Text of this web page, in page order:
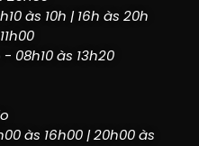
às 10h | 16h às 20h
- 08h10 às 13h20
às 16h00 | 20h00 às